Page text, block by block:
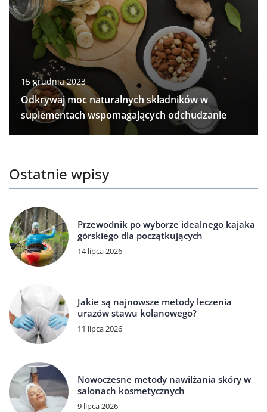
15 grudnia 2023
Odkrywaj moc naturalnych składników w
suplementach wspomagających odchudzanie
Ostatnie wpisy
Przewodnik po wyborze idealnego kajaka
górskiego dla początkujących
14 lipca 2026
Jakie są najnowsze metody leczenia
urazów stawu kolanowego?
11 lipca 2026
Nowoczesne metody nawilżania skóry w
salonach kosmetycznych
9 lipca 2026